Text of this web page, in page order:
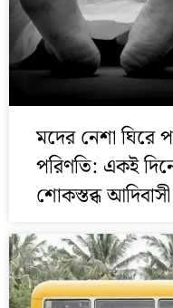
মদের নেশা ঘিরে
পরিণতি: একই
শোকস্তব্ধ